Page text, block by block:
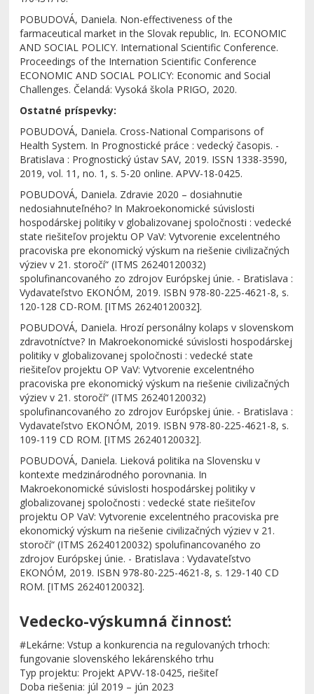
POBUDOVÁ, Daniela. Non-effectiveness of the
farmaceutical market in the Slovak republic, In. ECONOMIC
AND SOCIAL POLICY. International Scientific Conference.
Proceedings of the Internation Scientific Conference
ECONOMIC AND SOCIAL POLICY: Economic and Social
Challenges. Čelandá: Vysoká škola PRIGO, 2020.
Ostatné príspevky:
POBUDOVÁ, Daniela. Cross-National Comparisons of
Health System. In Prognostické práce : vedecký časopis. -
Bratislava : Prognostický ústav SAV, 2019. ISSN 1338-3590,
2019, vol. 11, no. 1, s. 5-20 online. APVV-18-0425.
POBUDOVÁ, Daniela. Zdravie 2020 – dosiahnutie
nedosiahnuteľného? In Makroekonomické súvislosti
hospodárskej politiky v globalizovanej spoločnosti : vedecké
state riešiteľov projektu OP VaV: Vytvorenie excelentného
pracoviska pre ekonomický výskum na riešenie civilizačných
výziev v 21. storočí“ (ITMS 26240120032)
spolufinancovaného zo zdrojov Európskej únie. - Bratislava :
Vydavateľstvo EKONÓM, 2019. ISBN 978-80-225-4621-8, s.
120-128 CD-ROM. [ITMS 26240120032].
POBUDOVÁ, Daniela. Hrozí personálny kolaps v slovenskom
zdravotníctve? In Makroekonomické súvislosti hospodárskej
politiky v globalizovanej spoločnosti : vedecké state
riešiteľov projektu OP VaV: Vytvorenie excelentného
pracoviska pre ekonomický výskum na riešenie civilizačných
výziev v 21. storočí“ (ITMS 26240120032)
spolufinancovaného zo zdrojov Európskej únie. - Bratislava :
Vydavateľstvo EKONÓM, 2019. ISBN 978-80-225-4621-8, s.
109-119 CD ROM. [ITMS 26240120032].
POBUDOVÁ, Daniela. Lieková politika na Slovensku v
kontexte medzinárodného porovnania. In
Makroekonomické súvislosti hospodárskej politiky v
globalizovanej spoločnosti : vedecké state riešiteľov
projektu OP VaV: Vytvorenie excelentného pracoviska pre
ekonomický výskum na riešenie civilizačných výziev v 21.
storočí“ (ITMS 26240120032) spolufinancovaného zo
zdrojov Európskej únie. - Bratislava : Vydavateľstvo
EKONÓM, 2019. ISBN 978-80-225-4621-8, s. 129-140 CD
ROM. [ITMS 26240120032].
Vedecko-výskumná činnosť:
#Lekárne: Vstup a konkurencia na regulovaných trhoch:
fungovanie slovenského lekárenského trhu
Typ projektu: Projekt APVV-18-0425, riešiteľ
Doba riešenia: júl 2019 – jún 2023